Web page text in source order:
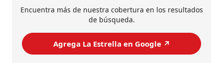
Encuentra más de nuestra cobertura en los resultados
de búsqueda.
Agrega La Estrella en Google ↗️